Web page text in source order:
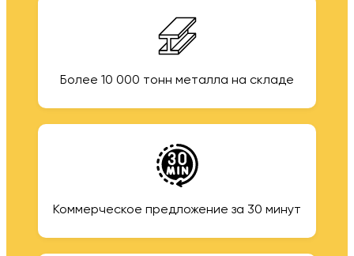
Более 10 000 тонн металла на складе
Коммерческое предложение за 30 минут